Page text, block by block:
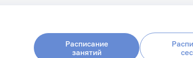
Расписание
занятий